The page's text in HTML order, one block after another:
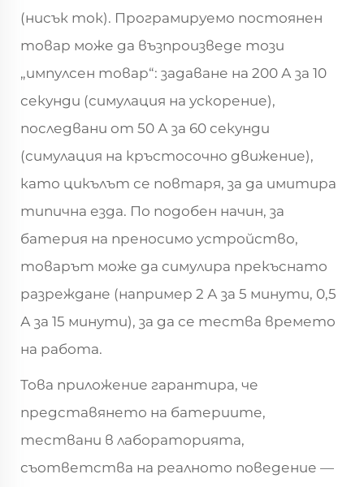
(нисък ток). Програмируемо постоянен
товар може да възпроизведе този
„импулсен товар“: задаване на 200 А за 10
секунди (симулация на ускорение),
последвани от 50 А за 60 секунди
(симулация на кръстосочно движение),
като цикълът се повтаря, за да имитира
типична езда. По подобен начин, за
батерия на преносимо устройство,
товарът може да симулира прекъснато
разреждане (например 2 А за 5 минути, 0,5
А за 15 минути), за да се тества времето
на работа.
Това приложение гарантира, че
представянето на батериите,
тествани в лабораторията,
съответства на реалното поведение —